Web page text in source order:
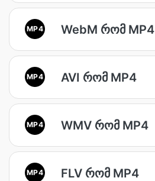
MP4 WebM რომ MP4
MP4 AVI რომ MP4
MP4 WMV რომ MP4
MP4 FLV რომ MP4